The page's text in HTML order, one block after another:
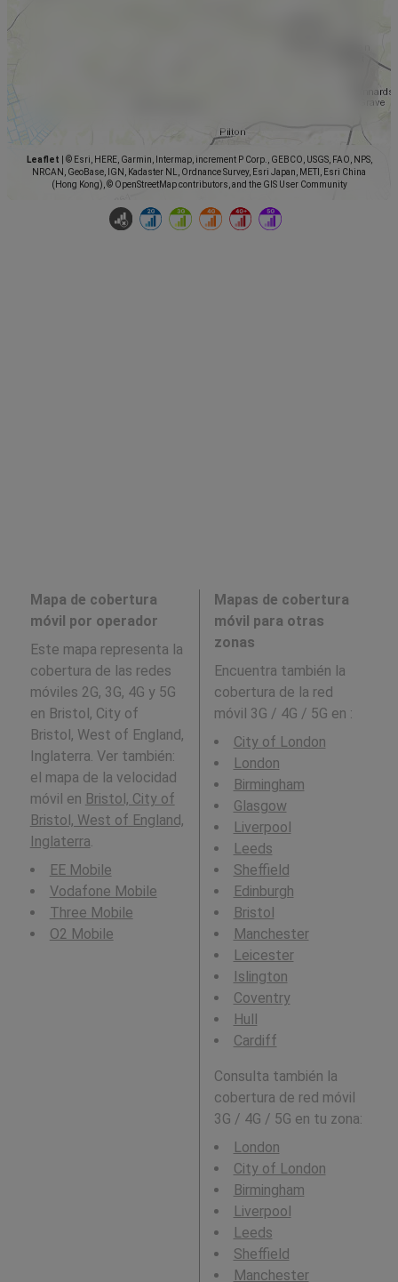
Leaflet
© Esri, HERE, Garmin, Intermap, increment P Corp., GEBCO, USGS, FAO, NPS,
NRCAN, GeoBase, IGN, Kadaster NL, Ordnance Survey, Esri Japan, METI, Esri China
(Hong Kong), © OpenStreetMap contributors, and the GIS User Community
Mapa de cobertura
móvil por operador
Este mapa representa la
cobertura de las redes
móviles 2G, 3G, 4G y 5G
en Bristol, City of
Bristol, West of England,
Inglaterra. Ver también:
el mapa de la velocidad
móvil en Bristol, City of
Bristol, West of England,
Inglaterra
EE Mobile
Vodafone Mobile
Three Mobile
O2 Mobile
Mapas de cobertura
móvil para otras
zonas
Encuentra también la
cobertura de la red
móvil 3G / 4G / 5G en :
City of London
London
Birmingham
Glasgow
Liverpool
Leeds
Sheffield
Edinburgh
Bristol
Manchester
Leicester
Islington
Coventry
Hull
Cardiff
Consulta también la
cobertura de red móvil
3G / 4G / 5G en tu zona:
London
City of London
Birmingham
Liverpool
Leeds
Sheffield
Manchester